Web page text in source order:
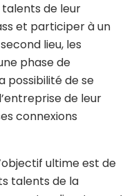
de leur
et participer à un
lieu, les
phase de
possibilité de se
de leur
connexions
ultime est de
talents de la